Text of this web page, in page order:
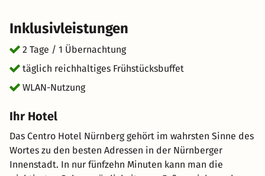
Inklusivleistungen
2 Tage / 1 Übernachtung
täglich reichhaltiges Frühstücksbuffet
WLAN-Nutzung
Ihr Hotel
Das Centro Hotel Nürnberg gehört im wahrsten Sinne des
Wortes zu den besten Adressen in der Nürnberger
Innenstadt. In nur fünfzehn Minuten kann man die